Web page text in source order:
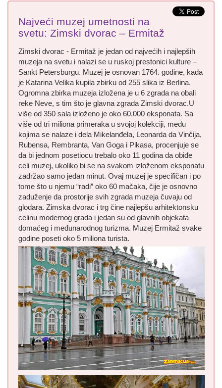
Najveći muzej umetnosti na
svetu: Zimski dvorac – Ermitaž
Zimski dvorac - Ermitaž je jedan od najvećih i najlepših
muzeja na svetu i nalazi se u ruskoj prestonici kulture –
Sankt Petersburgu. Muzej je osnovan 1764. godine, kada
je Katarina Velika kupila zbirku od 255 slika iz Berlina.
Ogromna zbirka muzeja izložena je u 6 zgrada na obali
reke Neve, s tim što je glavna zgrada Zimski dvorac.U
više od 350 sala izloženo je oko 60.000 eksponata. Sa
više od tri miliona primeraka u svojoj kolekciji, među
kojima se nalaze i dela Mikelanđela, Leonarda da Vinčija,
Rubensa, Rembranta, Van Goga i Pikasa, procenjuje se
da bi jednom posetiocu trebalo oko 11 godina da obiđe
celi muzej, ukoliko bi se na svakom izloženom eksponatu
zadržao samo jedan minut. Ovaj muzej je specifičan i po
tome što u njemu “radi” oko 60 mačaka, čije je osnovno
zaduženje da prostorije svih zgrada muzeja čuvaju od
glodara. Zimska dvorac i trg čine najlepšu arhitektonsku
celinu modernog grada i jedan su od glavnih objekata
domaćeg i međunarodnog turizma. Muzej Ermitaž svake
godine poseti oko 5 miliona turista.